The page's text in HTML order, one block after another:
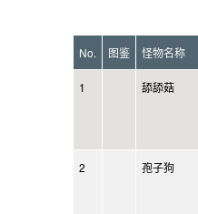
No. 图鉴 怪物名称
1 舔舔菇
2 孢子狗